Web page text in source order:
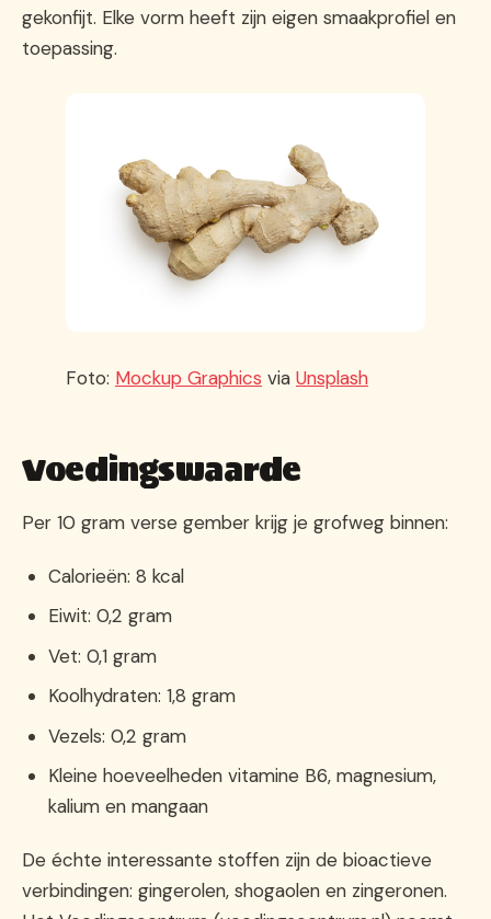
gekonfijt. Elke vorm heeft zijn eigen smaakprofiel en
toepassing.
Foto: Mockup Graphics via Unsplash
Voedingswaarde
Per 10 gram verse gember krijg je grofweg binnen:
Calorieën: 8 kcal
Eiwit: 0,2 gram
Vet: 0,1 gram
Koolhydraten: 1,8 gram
Vezels: 0,2 gram
Kleine hoeveelheden vitamine B6, magnesium,
kalium en mangaan
De échte interessante stoffen zijn de bioactieve
verbindingen: gingerolen, shogaolen en zingeronen.